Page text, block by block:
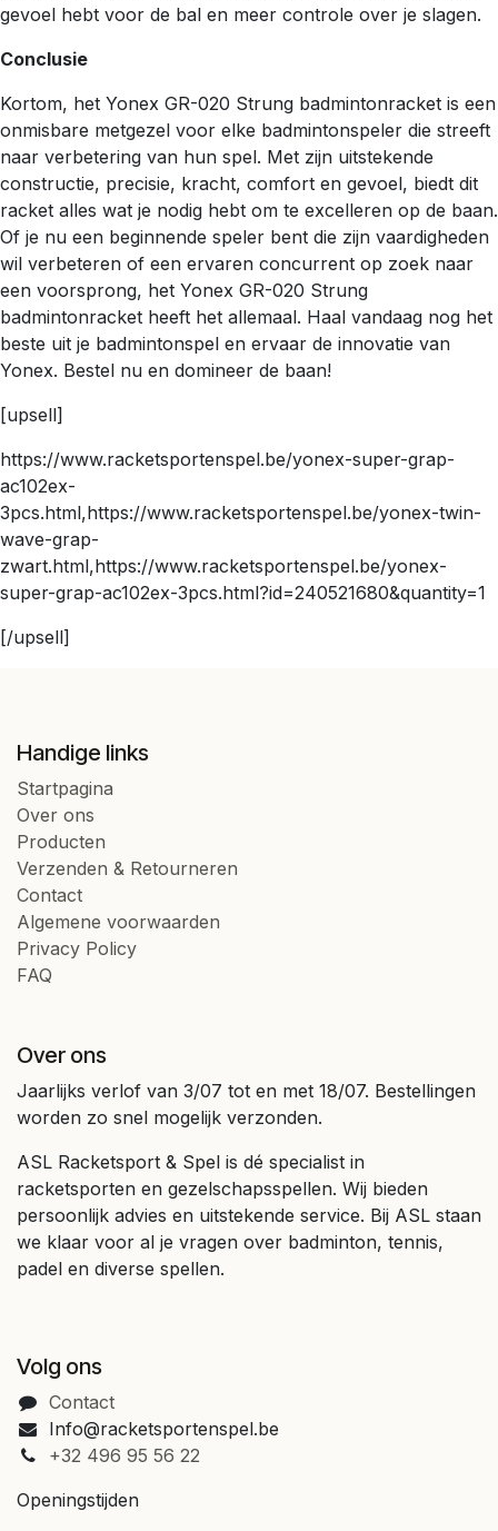
gevoel hebt voor de bal en meer controle over je slagen.
Conclusie
Kortom, het Yonex GR-020 Strung badmintonracket is een
onmisbare metgezel voor elke badmintonspeler die streeft
naar verbetering van hun spel. Met zijn uitstekende
constructie, precisie, kracht, comfort en gevoel, biedt dit
racket alles wat je nodig hebt om te excelleren op de baan.
Of je nu een beginnende speler bent die zijn vaardigheden
wil verbeteren of een ervaren concurrent op zoek naar
een voorsprong, het Yonex GR-020 Strung
badmintonracket heeft het allemaal. Haal vandaag nog het
beste uit je badmintonspel en ervaar de innovatie van
Yonex. Bestel nu en domineer de baan!
[upsell]
https://www.racketsportenspel.be/yonex-super-grap-
ac102ex-
3pcs.html,https://www.racketsportenspel.be/yonex-twin-
wave-grap-
zwart.html,https://www.racketsportenspel.be/yonex-
super-grap-ac102ex-3pcs.html?id=240521680&quantity=1
[/upsell]
Handige links
Startpagina
Over ons
Producten
Verzenden & Retourneren
Contact
Algemene voorwaarden
Privacy Policy
FAQ
Over ons
Jaarlijks verlof van 3/07 tot en met 18/07. Bestellingen
worden zo snel mogelijk verzonden.
ASL Racketsport & Spel is dé specialist in
racketsporten en gezelschapsspellen. Wij bieden
persoonlijk advies en uitstekende service. Bij ASL staan
we klaar voor al je vragen over badminton, tennis,
padel en diverse spellen.
Volg ons
Contact
Info@racketsportenspel.be
+32 496 95 56 22
Openingstijden